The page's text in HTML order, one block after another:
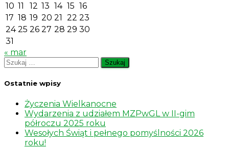
10 11 12 13 14 15 16
17 18 19 20 21 22 23
24 25 26 27 28 29 30
31
« mar
Szukaj:
Ostatnie wpisy
Życzenia Wielkanocne
Wydarzenia z udziałem MZPwGL w II-gim
półroczu 2025 roku
Wesołych Świąt i pełnego pomyślności 2026
roku!